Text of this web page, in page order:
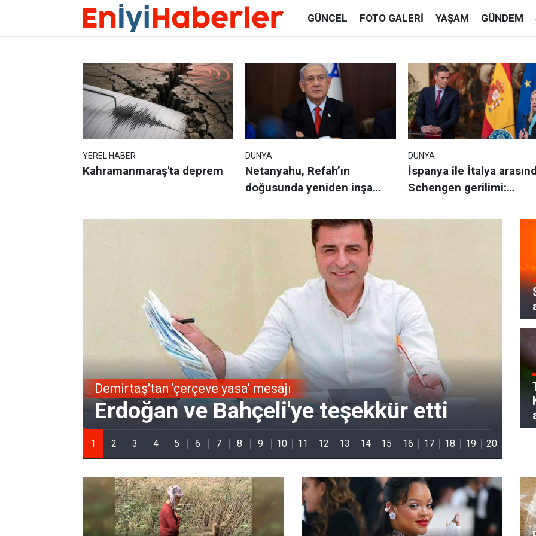
GÜNCEL FOTO GALERI YAŞAM GÜNDEM
YEREL HABER
Kahramanmaraş'ta deprem
DÜNYA
Netanyahu, Refah’ın
doğusunda yeniden inşa
kabul etti
DÜNYA
İspanya ile İtalya
Schengen gerilimi:
Demirtaş'tan 'çerçeve yasa' mesajı
Erdoğan ve Bahçeli'ye teşekkür etti